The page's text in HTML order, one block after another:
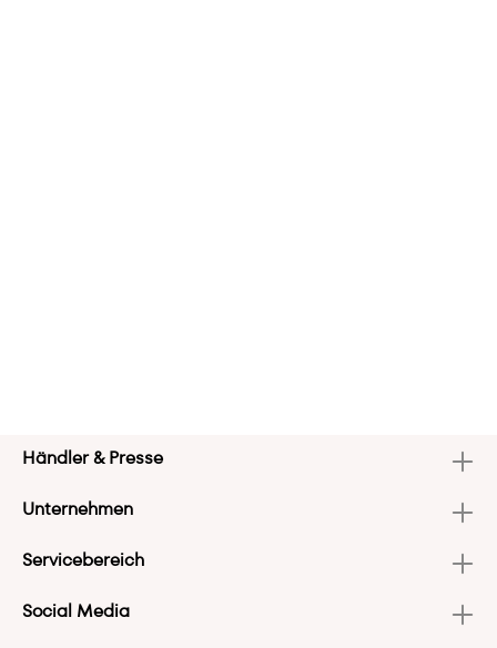
Händler & Presse
Unternehmen
Servicebereich
Social Media